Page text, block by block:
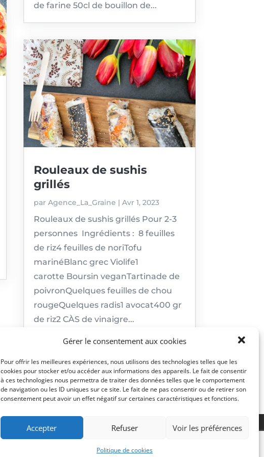
Gérer le consentement aux cookies
Pour offrir les meilleures expériences, nous utilisons des technologies telles que les
cookies pour stocker et/ou accéder aux informations des appareils. Le fait de consentir
à ces technologies nous permettra de traiter des données telles que le comportement
de navigation ou les ID uniques sur ce site. Le fait de ne pas consentir ou de retirer son
consentement peut avoir un effet négatif sur certaines caractéristiques et fonctions.
Accepter Refuser Voir les préférences
Politique de cookies
de farine 50cl de bouillon de...
Rouleaux de sushis
grillés
par Agence_La_Graine | Avr 1, 2023
Rouleaux de sushis grillés Pour 2-3
personnes Ingrédients : 8 feuilles
de riz4 feuilles de noriTofu
marinéBlanc grec Violife1
carotte Boursin veganTartinade de
poivronQuelques feuilles de chou
rougeQuelques radis1 avocat400 gr
de riz2 CÀS de vinaigre...